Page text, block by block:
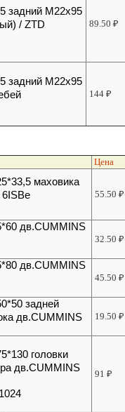
задний М22х95
/ ZTD
89.50₽
задний М22х95
144₽
Цена
маховика
55.50₽
дв.CUMMINS
32.50₽
дв.CUMMINS
45.50₽
задней
дв.CUMMINS
19.50₽
головки
дв.CUMMINS
91₽